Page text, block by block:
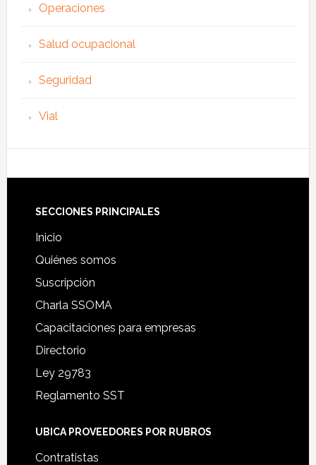
Operaciones
Salud ocupacional
Seguridad
Vial
Footer
SECCIONES PRINCIPALES
Inicio
Quiénes somos
Suscripción
Charla SSOMA
Capacitaciones para empresas
Directorio
Ley 29783
Reglamento SST
UBICA PROVEEDORES POR RUBROS
Contratistas